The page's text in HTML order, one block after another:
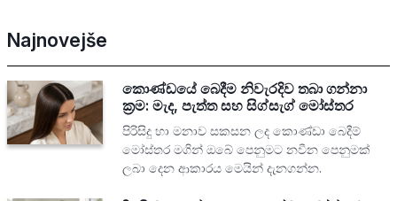
Najnovejše
කොණ්ඩයේ බෙදීම නිවැරදිව තබා ගන්නා
ක්‍රම: මැද, පැත්ත සහ සිග්සැග් මෝස්තර
පිරිසිදු හා මනාව සකසන ලද කොණ්ඩා බෙදීම්
මෝස්තර මගින් ඔබේ පෙනුමට නවීන පෙනුමක්
ලබා දෙන ආකාරය මෙයින් දැනගන්න.